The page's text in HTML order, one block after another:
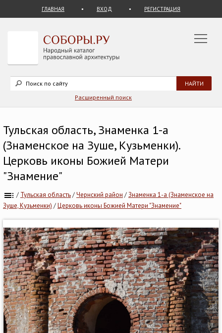
ГЛАВНАЯ ВХОД РЕГИСТРАЦИЯ
Расширенный поиск
Тульская область, Знаменка 1-а
(Знаменское на Зуше, Кузьменки).
Церковь иконы Божией Матери
"Знамение"
/ Тульская область/Чернский район /Знаменка 1-а (Знаменское на
Зуше, Кузьменки) /Церковь иконы Божией Матери "Знамение"